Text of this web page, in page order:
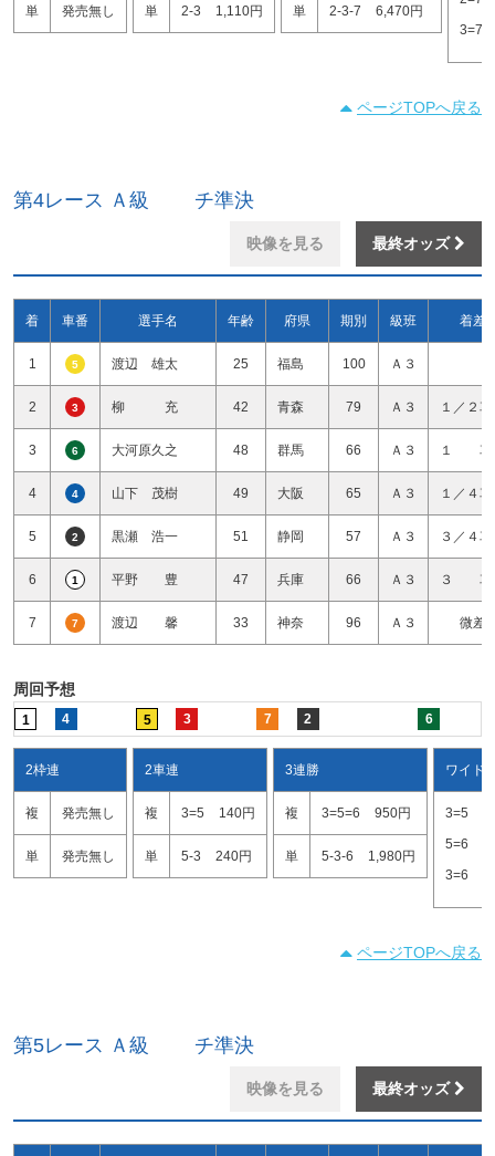
単 発売無し 単 2-3 1,110円 単 2-3-7 6,470円
3=7
ページTOPへ戻る
第4レース Ａ級 チ準決
映像を見る 最終オッズ
着 車番 選手名 年齢 府県 期別 級班 着差
1 5 渡辺 雄太 25 福島 100 Ａ３
2 3 柳 充 42 青森 79 Ａ３ １／２
3 6 大河原久之 48 群馬 66 Ａ３ １ 車
4 4 山下 茂樹 49 大阪 65 Ａ３ １／４
5 2 黒瀬 浩一 51 静岡 57 Ａ３ ３／４
6 1 平野 豊 47 兵庫 66 Ａ３ ３ 車
7 7 渡辺 馨 33 神奈 96 Ａ３ 微差
周回予想
1 4 5 3 7 2 6
2枠連
複 発売無し
単 発売無し
2車連
複 3=5 140円
単 5-3 240円
3連勝
複 3=5=6 950円
単 5-3-6 1,980円
ワイド
3=5
5=6
3=6
ページTOPへ戻る
第5レース Ａ級 チ準決
映像を見る 最終オッズ